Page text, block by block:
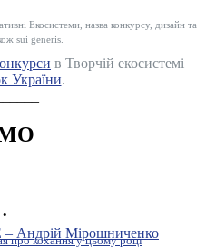
Екосистеми, назва конкурсу, дизайн та
sui generis.
в Творчій екосистемі
України.
про кохання у цьому році